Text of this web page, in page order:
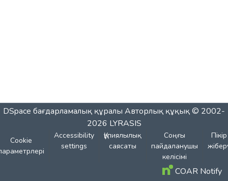
DSpace бағдарламалық құралы Авторлық құқық © 2002-
2026 LYRASIS
Cookie
Accessibility
settings
Құпиялылық
саясаты
Соңғы
пайдаланушы
келісімі
Пікір
COAR Notify